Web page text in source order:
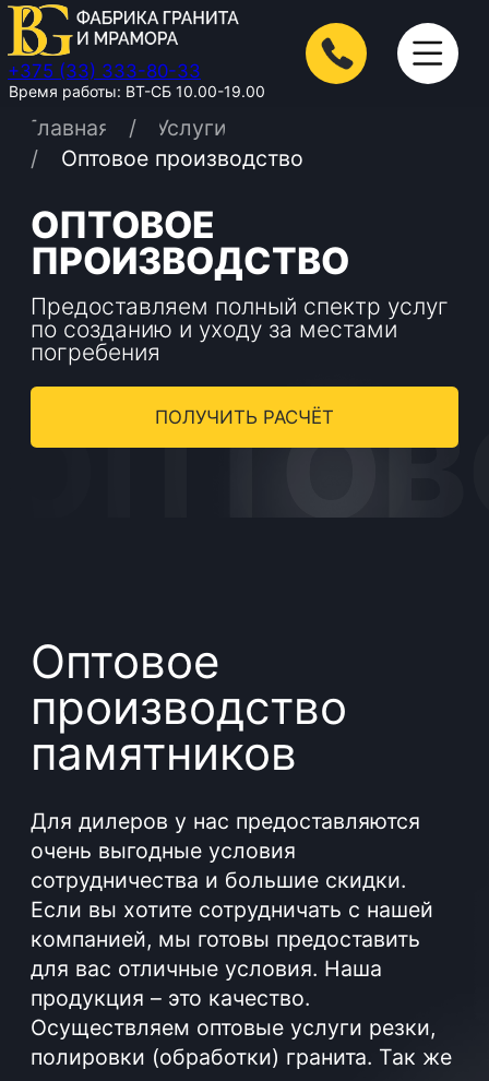
+375 (33) 333-80-33
Время работы: ВТ-СБ 10.00-19.00
ОПТОВОЕ
Предоставляем полный спектр услуг
по созданию и уходу за местами
погребения
Главная / Услуги
Если вы хотите сотрудничать с нашей
компанией, мы готовы предоставить
продукция – это качество.
Осуществляем оптовые услуги резки,
полировки (обработки) гранита. Так же
предоставляем художественные услуги
, Текстовое оформление, керамогранит,
железные медальоны, буквы Каджати
и.т ). Предоставляем полный спектр
услуг по изготовлению памятников!
Поэтому соглашаясь работать с нами,
вы можете быть уверенны в том, что не
обманываете покупателей. Вы продаете
прекрасный товар, который не может
не понравиться. Мы готовы в короткий
срок исправить брак, хотя продукция
проходит несколько степеней проверки
прежде чем отправиться к клиенту, и